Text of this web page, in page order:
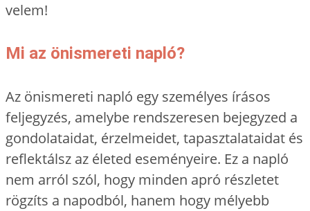
velem!
Mi az önismereti napló?
Az önismereti napló egy személyes írásos
feljegyzés, amelybe rendszeresen bejegyzed a
gondolataidat, érzelmeidet, tapasztalataidat és
reflektálsz az életed eseményeire. Ez a napló
nem arról szól, hogy minden apró részletet
rögzíts a napodból, hanem hogy mélyebb